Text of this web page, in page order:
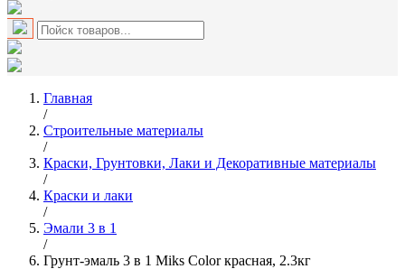
Главная
/
Строительные материалы
/
Краски, Грунтовки, Лаки и Декоративные материалы
/
Краски и лаки
/
Эмали 3 в 1
/
Грунт-эмаль 3 в 1 Miks Color красная, 2.3кг